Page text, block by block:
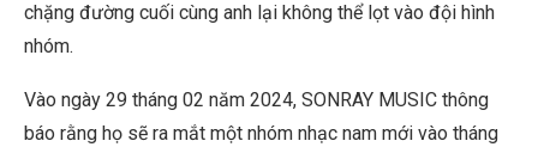
chặng đường cuối cùng anh lại không thể lọt vào đội hình
nhóm.
Vào ngày 29 tháng 02 năm 2024, SONRAY MUSIC thông
báo rằng họ sẽ ra mắt một nhóm nhạc nam mới vào tháng